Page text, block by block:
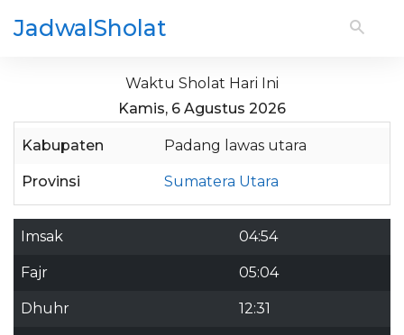
JadwalSholat
Waktu Sholat Hari Ini
Kamis, 6 Agustus 2026
Kabupaten Padang lawas utara
Provinsi Sumatera Utara
Imsak 04:54
Fajr 05:04
Dhuhr 12:31